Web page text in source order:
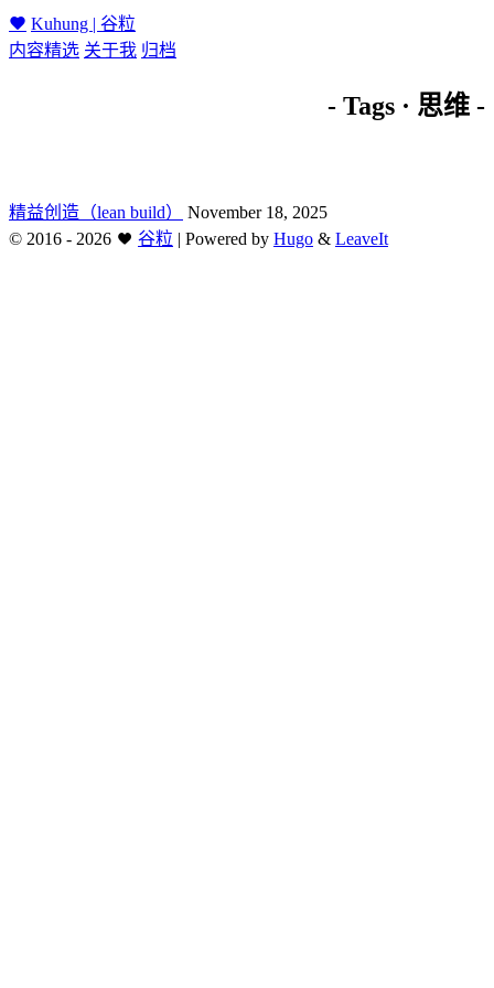
Kuhung | 谷粒
内容精选 关于我 归档
- Tags · 思维 -
精益创造（lean build）
November 18, 2025
© 2016 - 2026 谷粒 | Powered by Hugo & LeaveIt